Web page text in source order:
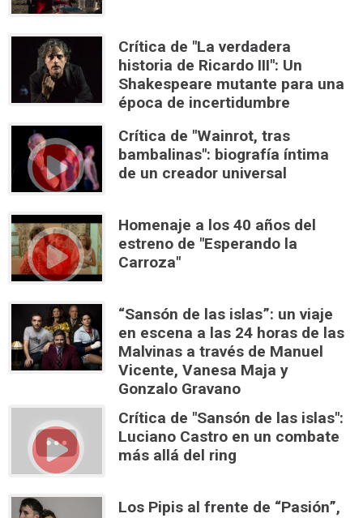
Crítica de "La verdadera
historia de Ricardo III": Un
Shakespeare mutante para una
época de incertidumbre
Crítica de "Wainrot, tras
bambalinas": biografía íntima
de un creador universal
Homenaje a los 40 años del
estreno de "Esperando la
Carroza"
“Sansón de las islas”: un viaje
en escena a las 24 horas de las
Malvinas a través de Manuel
Vicente, Vanesa Maja y
Gonzalo Gravano
Crítica de "Sansón de las islas":
Luciano Castro en un combate
más allá del ring
Los Pipis al frente de “Pasión”,